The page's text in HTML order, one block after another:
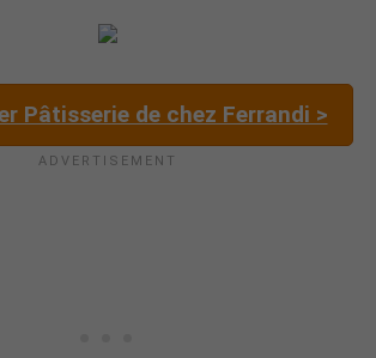
Pâtisserie de chez Ferrandi >